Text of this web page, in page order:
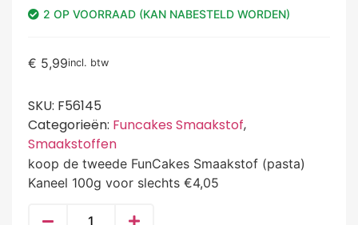
2 OP VOORRAAD (KAN NABESTELD WORDEN)
€ 5,99incl. btw
SKU: F56145
Categorieën: Funcakes Smaakstof,
Smaakstoffen
koop de tweede FunCakes Smaakstof (pasta)
Kaneel 100g voor slechts €4,05